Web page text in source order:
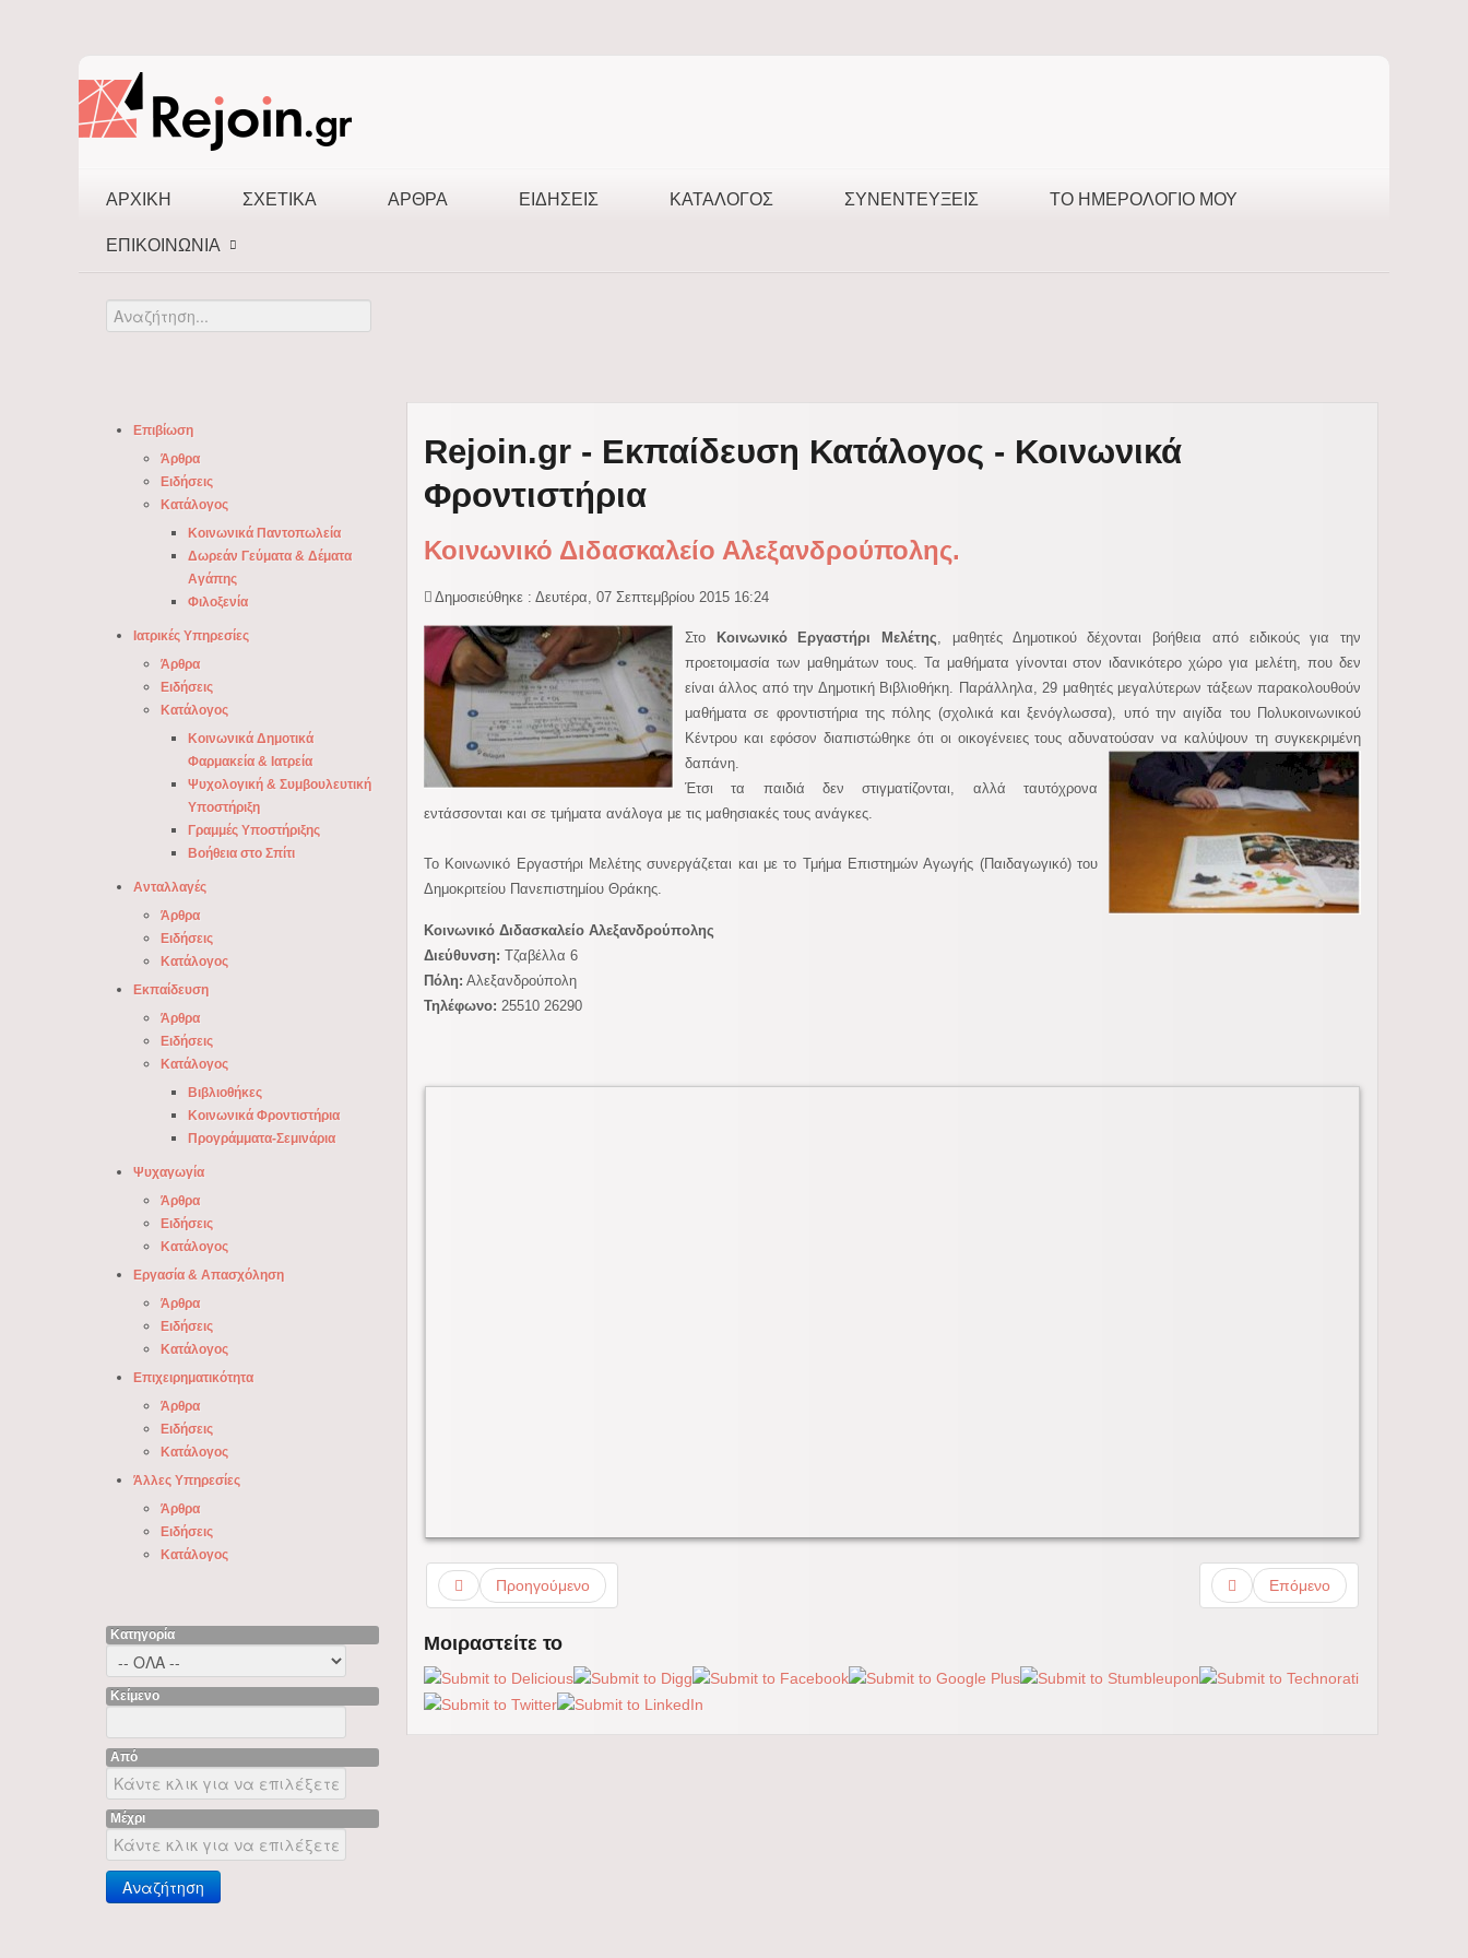
ΑΡΧΙΚΉ ΣΧΕΤΙΚΆ ΆΡΘΡΑ ΕΙΔΉΣΕΙΣ ΚΑΤΆΛΟΓΟΣ ΣΥΝΕΝΤΕΎΞΕΙΣ ΤΟ ΗΜΕΡΟΛΌΓΙΌ ΜΟΥ
ΕΠΙΚΟΙΝΩΝΊΑ
Αναζήτηση...
Rejoin.gr - Εκπαίδευση Κατάλογος - Κοινωνικά
Φροντιστήρια
Κοινωνικό Διδασκαλείο Αλεξανδρούπολης.
Δημοσιεύθηκε : Δευτέρα, 07 Σεπτεμβρίου 2015 16:24
Στο Κοινωνικό Εργαστήρι Μελέτης, μαθητές Δημοτικού δέχονται βοήθεια από ειδικούς για την
προετοιμασία των μαθημάτων τους. Τα μαθήματα γίνονται στον ιδανικότερο χώρο για μελέτη, που δεν
είναι άλλος από την Δημοτική Βιβλιοθήκη. Παράλληλα, 29 μαθητές μεγαλύτερων τάξεων παρακολουθούν
μαθήματα σε φροντιστήρια της πόλης (σχολικά και ξενόγλωσσα), υπό την αιγίδα του Πολυκοινωνικού
Κέντρου και εφόσον διαπιστώθηκε ότι οι οικογένειες τους αδυνατούσαν να καλύψουν τη συγκεκριμένη
δαπάνη.
Έτσι τα παιδιά δεν στιγματίζονται, αλλά ταυτόχρονα
εντάσσονται και σε τμήματα ανάλογα με τις μαθησιακές τους ανάγκες.
Το Κοινωνικό Εργαστήρι Μελέτης συνεργάζεται και με το Τμήμα Επιστημών Αγωγής (Παιδαγωγικό) του
Δημοκριτείου Πανεπιστημίου Θράκης.
Κοινωνικό Διδασκαλείο Αλεξανδρούπολης
Διεύθυνση: Τζαβέλλα 6
Πόλη: Αλεξανδρούπολη
Τηλέφωνο: 25510 26290
Προηγούμενο Επόμενο
Μοιραστείτε το
Επιβίωση
Άρθρα
Ειδήσεις
Κατάλογος
Κοινωνικά Παντοπωλεία
Δωρεάν Γεύματα & Δέματα
Αγάπης
Φιλοξενία
Ιατρικές Υπηρεσίες
Άρθρα
Ειδήσεις
Κατάλογος
Κοινωνικά Δημοτικά
Φαρμακεία & Ιατρεία
Ψυχολογική & Συμβουλευτική
Υποστήριξη
Γραμμές Υποστήριξης
Βοήθεια στο Σπίτι
Ανταλλαγές
Άρθρα
Ειδήσεις
Κατάλογος
Εκπαίδευση
Άρθρα
Ειδήσεις
Κατάλογος
Βιβλιοθήκες
Κοινωνικά Φροντιστήρια
Προγράμματα-Σεμινάρια
Ψυχαγωγία
Άρθρα
Ειδήσεις
Κατάλογος
Εργασία & Απασχόληση
Άρθρα
Ειδήσεις
Κατάλογος
Επιχειρηματικότητα
Άρθρα
Ειδήσεις
Κατάλογος
Άλλες Υπηρεσίες
Άρθρα
Ειδήσεις
Κατάλογος
Κατηγορία
Κείμενο
Από
Μέχρι